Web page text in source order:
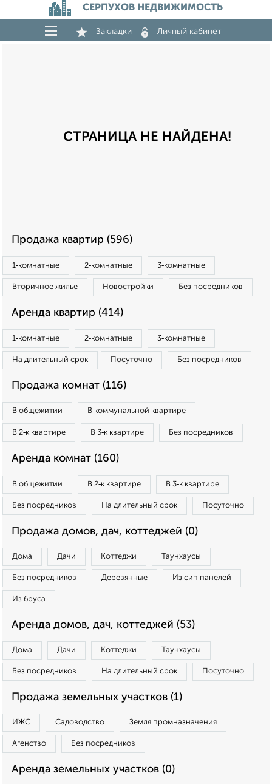
СЕРПУХОВ НЕДВИЖИМОСТЬ
Закладки Личный кабинет
СТРАНИЦА НЕ НАЙДЕНА!
Продажа квартир (596)
1‑комнатные 2‑комнатные 3‑комнатные
Вторичное жилье Новостройки Без посредников
Аренда квартир (414)
1‑комнатные 2‑комнатные 3‑комнатные
На длительный срок Посуточно Без посредников
Продажа комнат (116)
В общежитии В коммунальной квартире
В 2‑к квартире В 3‑к квартире Без посредников
Аренда комнат (160)
В общежитии В 2‑к квартире В 3‑к квартире
Без посредников На длительный срок Посуточно
Продажа домов, дач, коттеджей (0)
Дома Дачи Коттеджи Таунхаусы
Без посредников Деревянные Из сип панелей
Из бруса
Аренда домов, дач, коттеджей (53)
Дома Дачи Коттеджи Таунхаусы
Без посредников На длительный срок Посуточно
Продажа земельных участков (1)
ИЖС Садоводство Земля промназначения
Агенство Без посредников
Аренда земельных участков (0)